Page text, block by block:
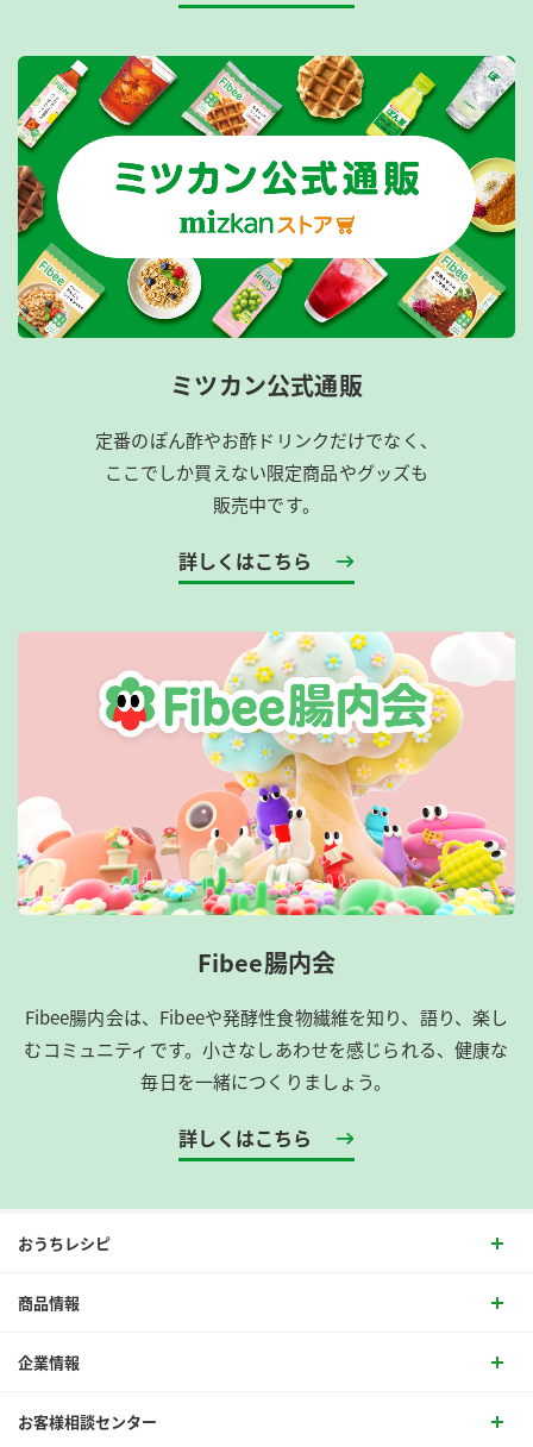
ミツカン公式通販
定番のぽん酢やお酢ドリンクだけでなく、
ここでしか買えない限定商品やグッズも
販売中です。
詳しくはこちら
Fibee腸内会
Fibee腸内会は、​Fibeeや発酵性食物繊維を知り、語り、楽し
むコミュニティです。​小さなしあわせを感じられる、健康な
毎日を一緒につくりましょう。
詳しくはこちら
おうちレシピ
商品情報
企業情報
お客様相談センター